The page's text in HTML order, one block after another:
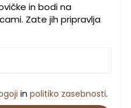
in bodi na
Zate jih pripravlja
in politiko zasebnosti.